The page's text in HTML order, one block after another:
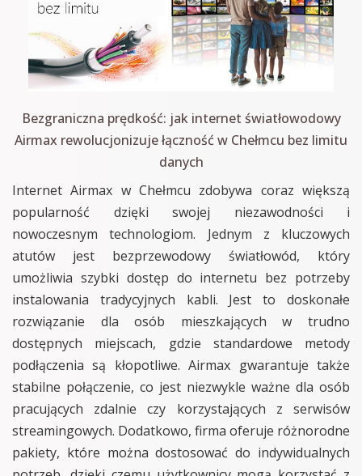
Bezgraniczna prędkość: jak internet światłowodowy
Airmax rewolucjonizuje łączność w Chełmcu bez limitu
danych
Internet Airmax w Chełmcu zdobywa coraz większą
popularność dzięki swojej niezawodności i
nowoczesnym technologiom. Jednym z kluczowych
atutów jest bezprzewodowy światłowód, który
umożliwia szybki dostęp do internetu bez potrzeby
instalowania tradycyjnych kabli. Jest to doskonałe
rozwiązanie dla osób mieszkających w trudno
dostępnych miejscach, gdzie standardowe metody
podłączenia są kłopotliwe. Airmax gwarantuje także
stabilne połączenie, co jest niezwykle ważne dla osób
pracujących zdalnie czy korzystających z serwisów
streamingowych. Dodatkowo, firma oferuje różnorodne
pakiety, które można dostosować do indywidualnych